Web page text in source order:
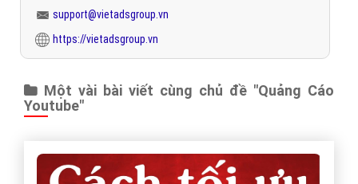
support@vietadsgroup.vn
https://vietadsgroup.vn
Một vài bài viết cùng chủ đề "Quảng Cáo
Youtube"